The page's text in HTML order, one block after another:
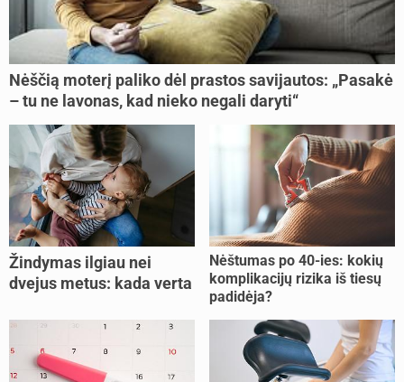
Nėščią moterį paliko dėl prastos savijautos: „Pasakė
– tu ne lavonas, kad nieko negali daryti“
Žindymas ilgiau nei
dvejus metus: kada verta
nujunkyti?
Nėštumas po 40-ies: kokių
komplikacijų rizika iš tiesų
padidėja?